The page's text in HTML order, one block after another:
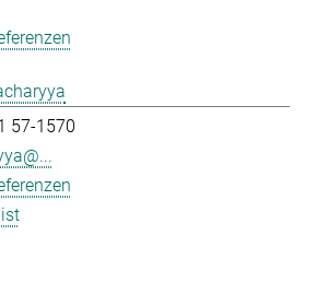
57-1570